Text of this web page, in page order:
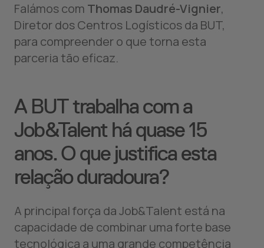
Falámos com Thomas Daudré-Vignier,
Diretor dos Centros Logísticos da BUT,
para compreender o que torna esta
parceria tão eficaz.
A BUT trabalha com a
Job&Talent há quase 15
anos. O que justifica esta
relação duradoura?
A principal força da Job&Talent está na
capacidade de combinar uma forte base
tecnológica a uma grande competência